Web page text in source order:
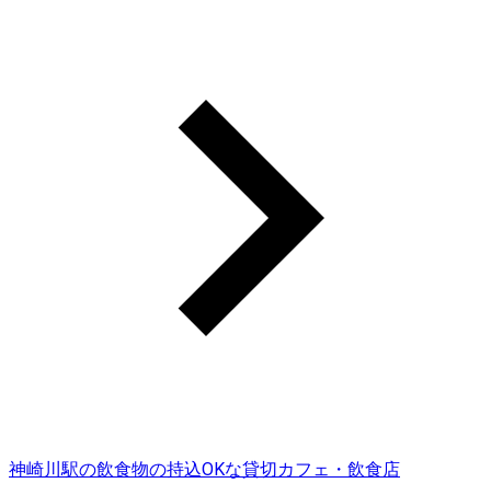
神崎川駅の飲食物の持込OKな貸切カフェ・飲食店